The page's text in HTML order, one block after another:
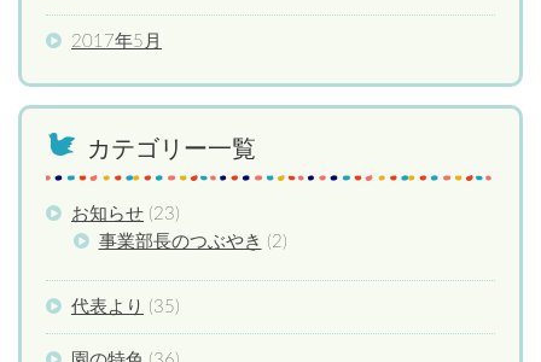
2017年5月
カテゴリー一覧
お知らせ (23)
事業部長のつぶやき (2)
代表より (35)